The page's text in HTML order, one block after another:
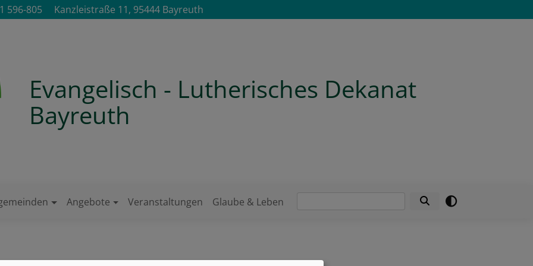
596-805 Kanzleistraße 11, 95444 Bayreuth
Evangelisch - Lutherisches Dekanat
Bayreuth
Angebote Veranstaltungen Glaube & Leben